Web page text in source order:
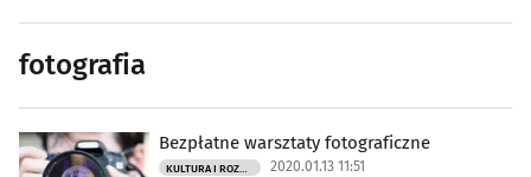
fotografia
Bezpłatne warsztaty fotograficzne
2020.01.13 11:51